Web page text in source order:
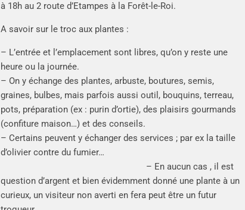
à 18h au 2 route d’Etampes à la Forêt-le-Roi.
A savoir sur le troc aux plantes :
– L’entrée et l’emplacement sont libres, qu’on y reste une
heure ou la journée.
– On y échange des plantes, arbuste, boutures, semis,
graines, bulbes, mais parfois aussi outil, bouquins, terreau,
pots, préparation (ex : purin d’ortie), des plaisirs gourmands
(confiture maison…) et des conseils.
– Certains peuvent y échanger des services ; par ex la taille
d’olivier contre du fumier…
– En aucun cas , il est
question d’argent et bien évidemment donné une plante à un
curieux, un visiteur non averti en fera peut être un futur